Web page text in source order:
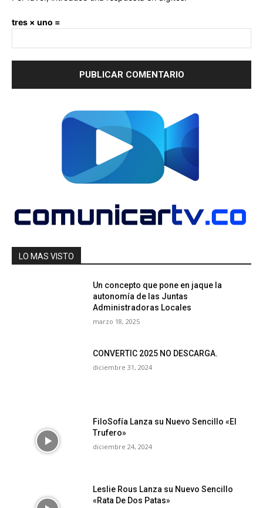
tres × uno =
LO MAS VISTO
Un concepto que pone en jaque la
autonomía de las Juntas
Administradoras Locales
marzo 18, 2025
CONVERTIC 2025 NO DESCARGA.
diciembre 31, 2024
FiloSofía Lanza su Nuevo Sencillo «El
Trufero»
diciembre 24, 2024
Leslie Rous Lanza su Nuevo Sencillo
«Rata De Dos Patas»